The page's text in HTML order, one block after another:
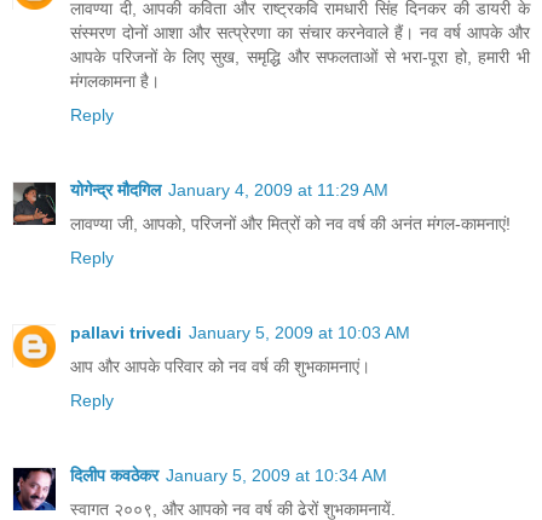
लावण्‍या दी, आपकी कविता और राष्‍ट्रकवि रामधारी सिंह दिनकर की डायरी के
संस्‍मरण दोनों आशा और सत्‍प्रेरणा का संचार करनेवाले हैं। नव वर्ष आपके और
आपके परिजनों के लिए सुख, समृद्धि और सफलताओं से भरा-पूरा हो, हमारी भी
मंगलकामना है।
Reply
योगेन्द्र मौदगिल January 4, 2009 at 11:29 AM
लावण्या जी, आपको, परिजनों और मित्रों को नव वर्ष की अनंत मंगल-कामनाएं!
Reply
pallavi trivedi January 5, 2009 at 10:03 AM
आप और आपके परिवार को नव वर्ष की शुभकामनाएं।
Reply
दिलीप कवठेकर January 5, 2009 at 10:34 AM
स्वागत २००९, और आपको नव वर्ष की ढेरों शुभकामनायें.